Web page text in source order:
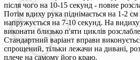
після чого на 10-15 секунд - повне
Потім вдиху рука піднімається на 1-2 см
напружується на 7-10 секунд. На
виконати близько п'яти циклів
Стандартний варіант вправи
спрощений, тільки лежачи на дивані,
плече на самому його краю.